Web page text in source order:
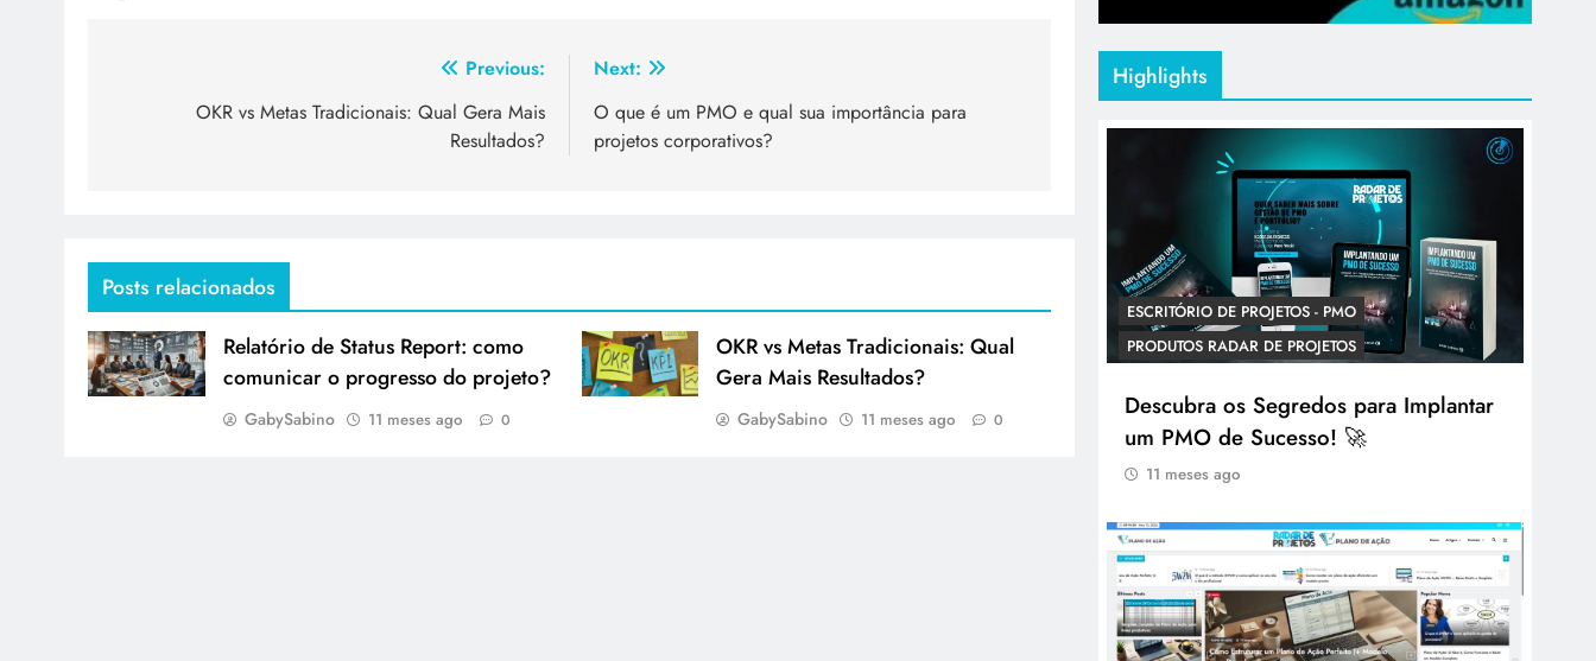
Previous:
OKR vs Metas Tradicionais: Qual Gera Mais
Resultados?
Next:
O que é um PMO e qual sua importância para
projetos corporativos?
Posts relacionados
Relatório de Status Report: como
comunicar o progresso do projeto?
GabySabino 11 meses ago 0
OKR vs Metas Tradicionais: Qual
Gera Mais Resultados?
GabySabino 11 meses ago 0
Highlights
ESCRITÓRIO DE PROJETOS - PMO
PRODUTOS RADAR DE PROJETOS
Descubra os Segredos para Implantar
um PMO de Sucesso! 🚀
11 meses ago